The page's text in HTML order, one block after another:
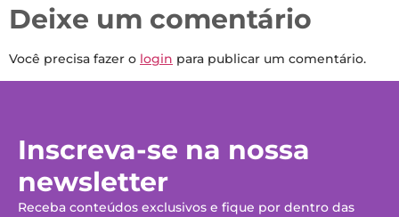
Deixe um comentário
Você precisa fazer o login para publicar um comentário.
Inscreva-se na nossa
newsletter
Receba conteúdos exclusivos e fique por dentro das